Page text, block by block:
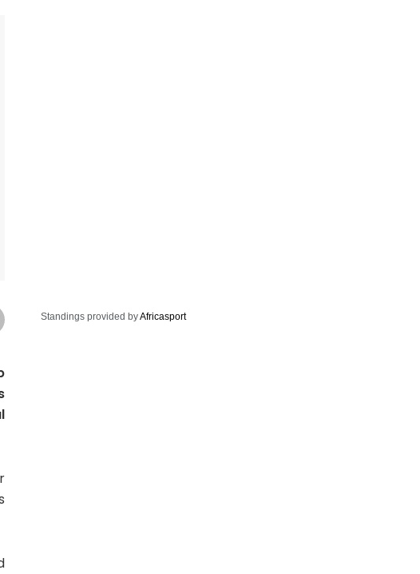
Standings provided byAfricasport